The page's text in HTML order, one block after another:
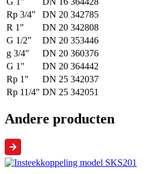
Rp 3/4"
DN 20 342785
R 1"
DN 20 342808
G 1/2"
DN 20 353446
g 3/4"
DN 20 360376
G 1"
DN 20 364442
Rp 1"
DN 25 342037
Rp 11/4" DN 25 342051
Andere producten